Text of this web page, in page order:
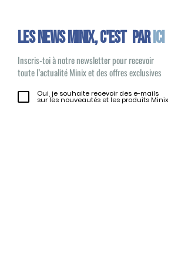
Les news minix, C'EST PARICI
Inscris-toi à notre newsletter pour recevoir
toute l’actualité Minix et des offres exclusives
Oui, je souhaite recevoir des e-mails
sur les nouveautés et les produits Minix